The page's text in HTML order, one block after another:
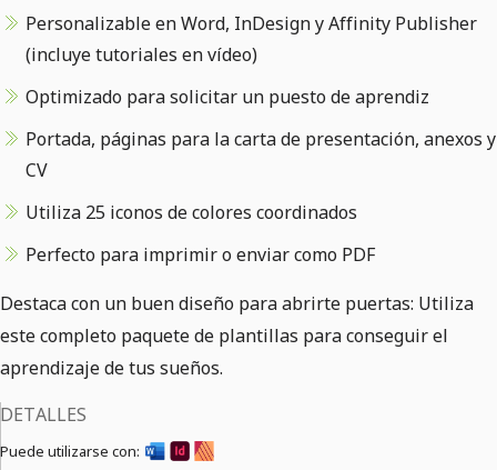
Personalizable en Word, InDesign y Affinity Publisher
(incluye tutoriales en vídeo)
Optimizado para solicitar un puesto de aprendiz
Portada, páginas para la carta de presentación, anexos y
CV
Utiliza 25 iconos de colores coordinados
Perfecto para imprimir o enviar como PDF
Destaca con un buen diseño para abrirte puertas: Utiliza
este completo paquete de plantillas para conseguir el
aprendizaje de tus sueños.
DETALLES
Puede utilizarse con: